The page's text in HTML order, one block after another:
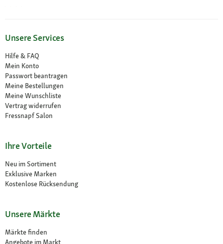
Unsere Services
Hilfe & FAQ
Mein Konto
Passwort beantragen
Meine Bestellungen
Meine Wunschliste
Vertrag widerrufen
Fressnapf Salon
Ihre Vorteile
Neu im Sortiment
Exklusive Marken
Kostenlose Rücksendung
Unsere Märkte
Märkte finden
Angebote im Markt